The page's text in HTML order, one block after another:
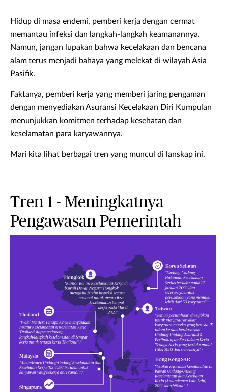
Hidup di masa endemi, pemberi kerja dengan cermat
memantau infeksi dan langkah-langkah keamanannya.
Namun, jangan lupakan bahwa kecelakaan dan bencana
alam terus menjadi bahaya yang melekat di wilayah Asia
Pasifik.
Faktanya, pemberi kerja yang memberi jaring pengaman
dengan menyediakan Asuransi Kecelakaan Diri Kumpulan
menunjukkan komitmen terhadap kesehatan dan
keselamatan para karyawannya.
Mari kita lihat berbagai tren yang muncul di lanskap ini.
Tren 1 - Meningkatnya
Pengawasan Pemerintah